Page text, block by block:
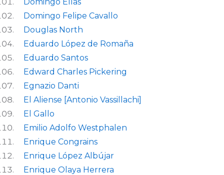
Domingo Felipe Cavallo
Douglas North
Eduardo López de Romaña
Eduardo Santos
Edward Charles Pickering
Egnazio Danti
El Aliense [Antonio Vassillachi]
El Gallo
Emilio Adolfo Westphalen
Enrique Congrains
Enrique López Albújar
Enrique Olaya Herrera